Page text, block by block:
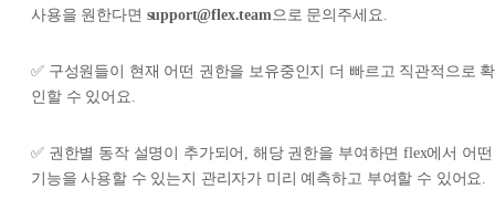
사용을 원한다면 support@flex.team 으로 문의주세요.
✅ 구성원들이 현재 어떤 권한을 보유중인지 더 빠르고 직관적으로 확
인할 수 있어요.
✅ 권한별 동작 설명이 추가되어, 해당 권한을 부여하면 flex에서 어떤
기능을 사용할 수 있는지 관리자가 미리 예측하고 부여할 수 있어요.